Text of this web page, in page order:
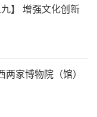
】 增强文化创新
家博物院（馆）